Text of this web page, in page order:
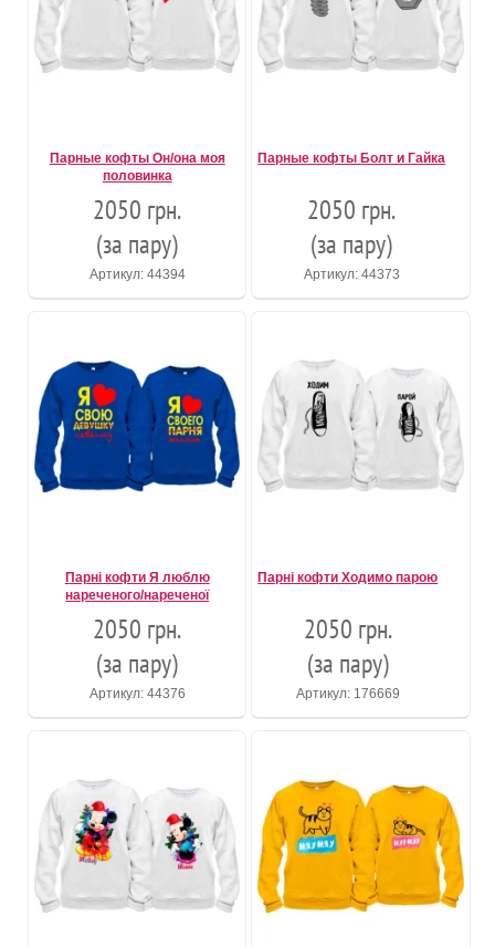
Парные кофты Он/она моя
половинка
2050 грн.
(за пару)
Артикул: 44394
Парные кофты Болт и Гайка
2050 грн.
(за пару)
Артикул: 44373
Парні кофти Я люблю
нареченого/нареченої
2050 грн.
(за пару)
Артикул: 44376
Парні кофти Ходимо парою
2050 грн.
(за пару)
Артикул: 176669